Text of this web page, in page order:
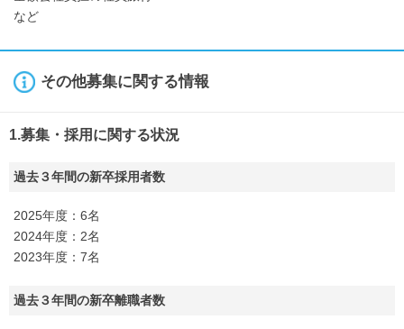
など
その他募集に関する情報
1.募集・採用に関する状況
過去３年間の新卒採用者数
2025年度：6名
2024年度：2名
2023年度：7名
過去３年間の新卒離職者数